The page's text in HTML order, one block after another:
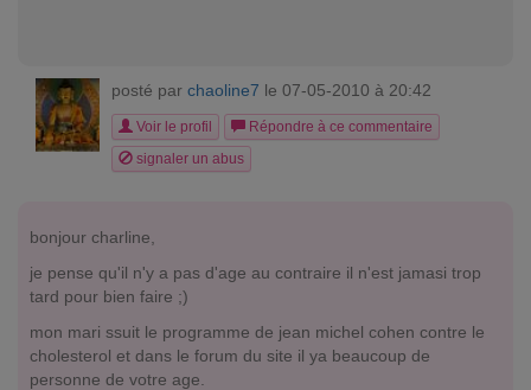
posté par chaoline7 le 07-05-2010 à 20:42
Voir le profil
Répondre à ce commentaire
signaler un abus
bonjour charline,
je pense qu'il n'y a pas d'age au contraire il n'est jamasi trop
tard pour bien faire ;)
mon mari ssuit le programme de jean michel cohen contre le
cholesterol et dans le forum du site il ya beaucoup de
personne de votre age.